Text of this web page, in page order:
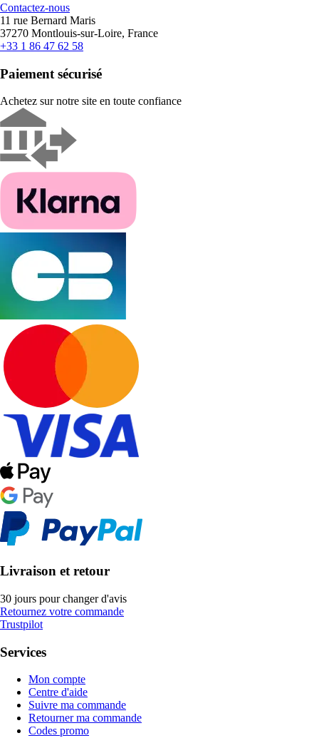
Contactez-nous
11 rue Bernard Maris
37270 Montlouis-sur-Loire, France
+33 1 86 47 62 58
Paiement sécurisé
Achetez sur notre site en toute confiance
Livraison et retour
30 jours pour changer d'avis
Retournez votre commande
Trustpilot
Services
Mon compte
Centre d'aide
Suivre ma commande
Retourner ma commande
Codes promo